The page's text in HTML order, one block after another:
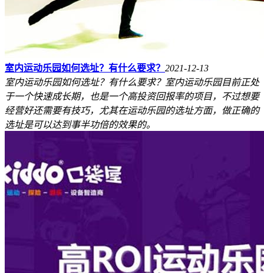
室内运动乐园如何选址？有什么要求？ 2021-12-13
室内运动乐园如何选址？有什么要求？室内运动乐园目前正处
于一个快速成长期，也是一个高投资回报率的项目，不过想要
经营好还需要有技巧，尤其在运动乐园的选址方面，做正确的
选址是可以达到事半功倍的效果的。